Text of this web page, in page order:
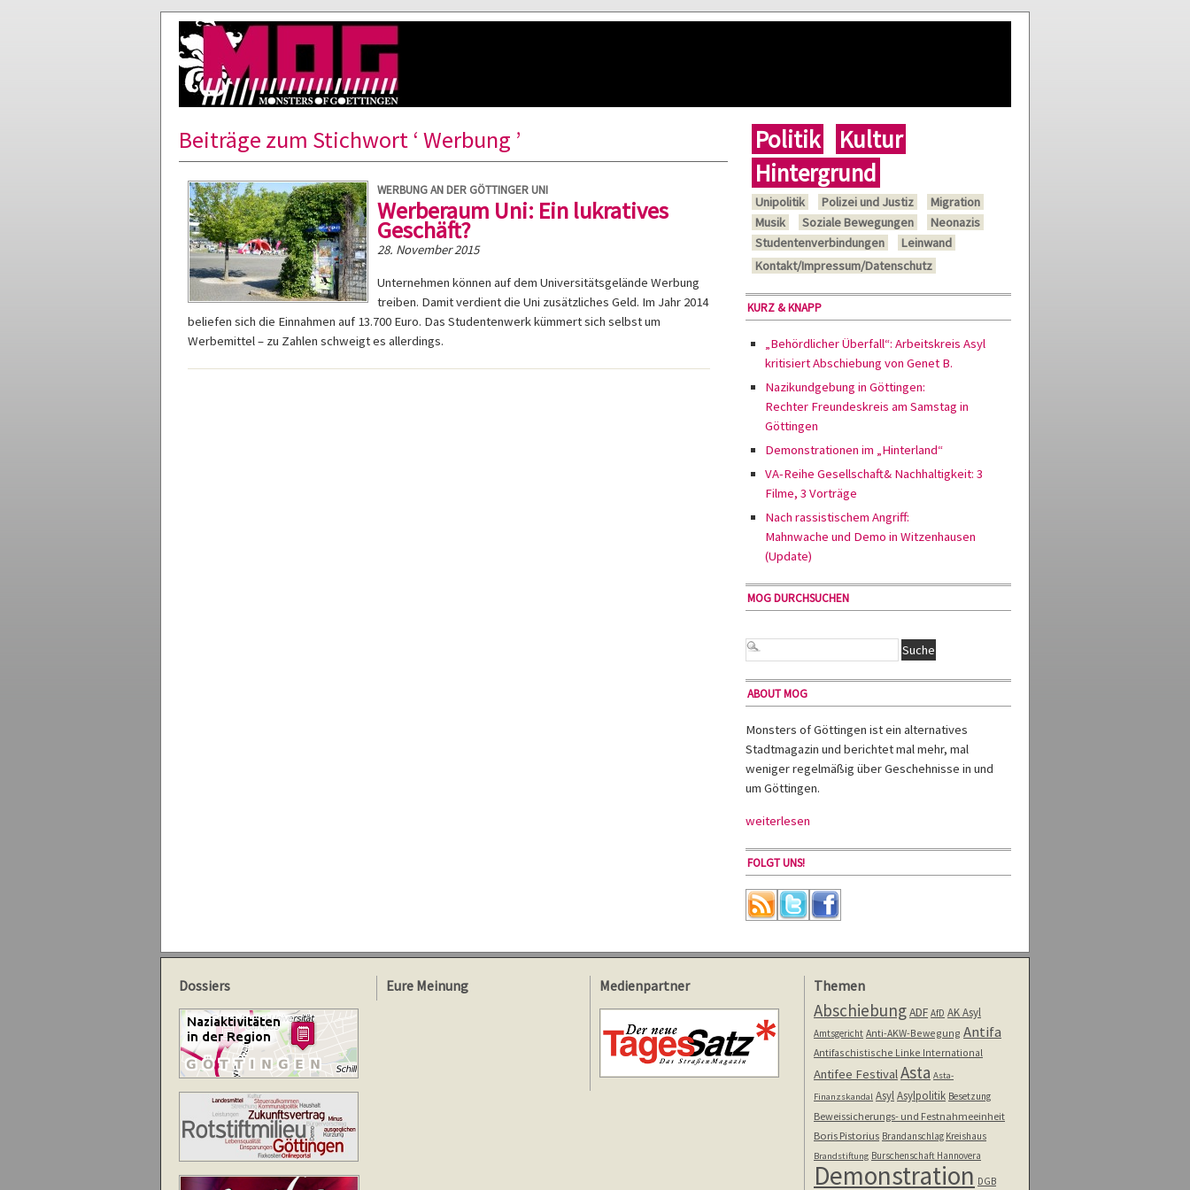
Beiträge zum Stichwort ‘ Werbung ’
WERBUNG AN DER GÖTTINGER UNI
Werberaum Uni: Ein lukratives
Geschäft?
28. November 2015
Unternehmen können auf dem Universitätsgelände Werbung
treiben. Damit verdient die Uni zusätzliches Geld. Im Jahr 2014
beliefen sich die Einnahmen auf 13.700 Euro. Das Studentenwerk kümmert sich selbst um
Werbemittel – zu Zahlen schweigt es allerdings.
Politik
Kultur
Hintergrund
Unipolitik Polizei und Justiz
Migration
Musik
Soziale Bewegungen
Neonazis
Studentenverbindungen
Leinwand
Kontakt/Impressum/Datenschutz
KURZ & KNAPP
„Behördlicher Überfall“: Arbeitskreis Asyl
kritisiert Abschiebung von Genet B.
Nazikundgebung in Göttingen:
Rechter Freundeskreis am Samstag in
Göttingen
Demonstrationen im „Hinterland“
VA-Reihe Gesellschaft& Nachhaltigkeit: 3
Filme, 3 Vorträge
Nach rassistischem Angriff:
Mahnwache und Demo in Witzenhausen
(Update)
MOG DURCHSUCHEN
ABOUT MOG
Monsters of Göttingen ist ein alternatives
Stadtmagazin und berichtet mal mehr, mal
weniger regelmäßig über Geschehnisse in und
um Göttingen.
weiterlesen
FOLGT UNS!
Dossiers Eure Meinung Medienpartner Themen
AbschiebungADF AfD AK Asyl
Amtsgericht Anti-AKW-Bewegung Antifa
Antifaschistische Linke International
Antifee FestivalAsta Asta-
Finanzskandal Asyl Asylpolitik Besetzung
Beweissicherungs- und Festnahmeeinheit
Boris Pistorius Brandanschlag Kreishaus
Brandstiftung Burschenschaft Hannovera
Demonstration DGB